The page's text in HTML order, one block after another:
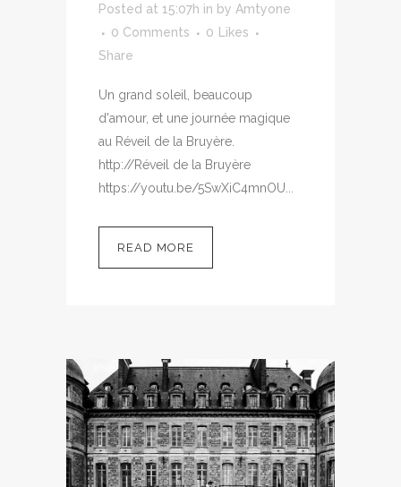
Posted at 15:07h in by Amtyone
0 Comments
0
Likes
Share
Un grand soleil, beaucoup
d'amour, et une journée magique
au Réveil de la Bruyère.
http://Réveil de la Bruyère
https://youtu.be/5SwXiC4mnOU...
READ MORE